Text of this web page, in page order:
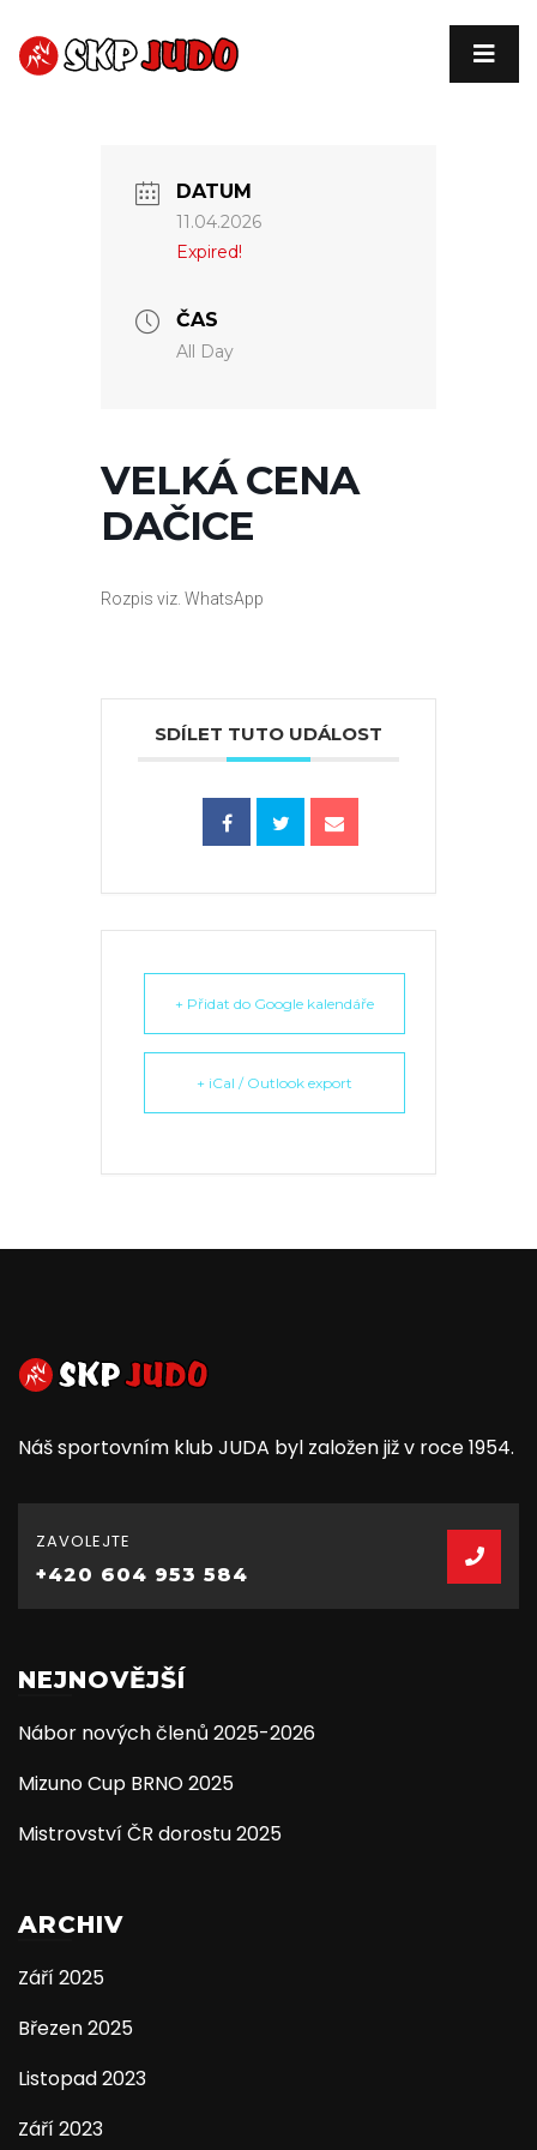
DATUM
11.04.2026
Expired!
ČAS
All Day
VELKÁ CENA
DAČICE
Rozpis viz. WhatsApp
SDÍLET TUTO UDÁLOST
+ Přidat do Google kalendáře
+ iCal / Outlook export
Náš sportovním klub JUDA byl založen již v roce 1954.
ZAVOLEJTE
+420 604 953 584
NEJNOVĚJŠÍ
Nábor nových členů 2025-2026
Mizuno Cup BRNO 2025
Mistrovství ČR dorostu 2025
ARCHIV
Září 2025
Březen 2025
Listopad 2023
Září 2023